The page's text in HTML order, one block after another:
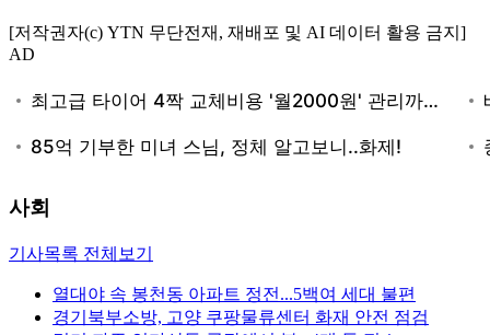
[저작권자(c) YTN 무단전재, 재배포 및 AI 데이터 활용 금지]
AD
사회
기사목록 전체보기
열대야 속 봉천동 아파트 정전...5백여 세대 불편
경기북부소방, 고양 쿠팡물류센터 화재 안전 점검